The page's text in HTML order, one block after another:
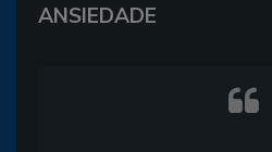
ANSIEDADE